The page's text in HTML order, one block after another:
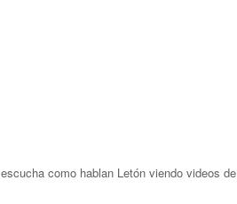
como hablan Letón viendo videos de